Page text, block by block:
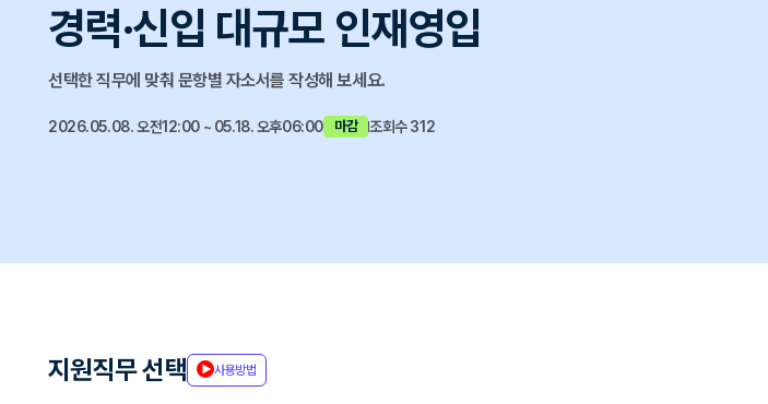
경력·신입 대규모 인재영입
선택한 직무에 맞춰 문항별 자소서를 작성해 보세요.
2026.05.08. 오전12:00 ~ 05.18. 오후06:00 마감 조회수 312
지원직무 선택 사용방법